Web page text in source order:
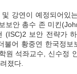
강연이 예정되어있
보안 총수 존 미킨
(ISC)2 보안 전략가
어 황중연 한국정보
원 석좌교수, 신수정
졌다.